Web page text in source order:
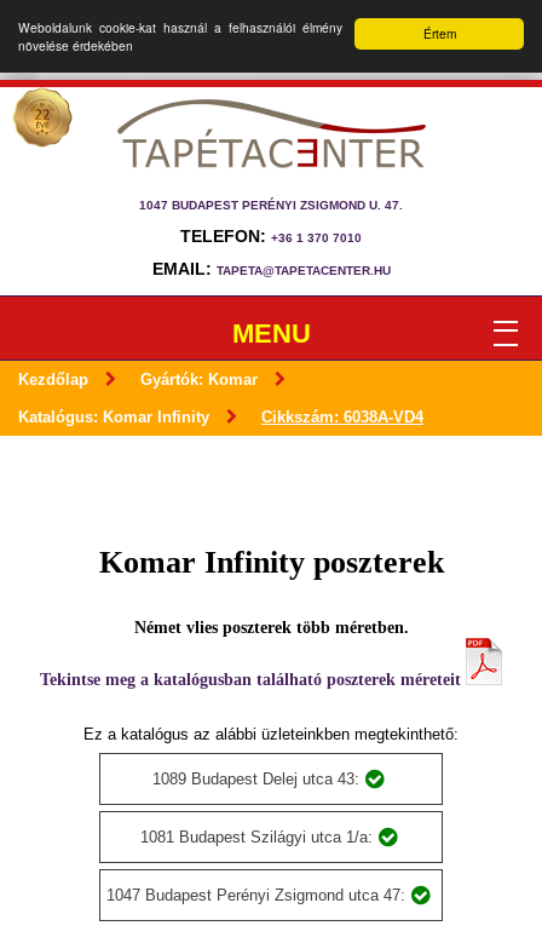
Értem
Weboldalunk cookie-kat használ a felhasználói élmény
növelése érdekében
1047 BUDAPEST PERÉNYI ZSIGMOND U. 47.
TELEFON: +36 1 370 7010
EMAIL: TAPETA@TAPETACENTER.HU
MENU
Kezdőlap Gyártók: Komar
Katalógus: Komar Infinity Cikkszám: 6038A-VD4
Komar Infinity poszterek
Német vlies poszterek több méretben.
Tekintse meg a katalógusban található poszterek méreteit
Ez a katalógus az alábbi üzleteinkben megtekinthető:
1089 Budapest Delej utca 43:
1081 Budapest Szilágyi utca 1/a:
1047 Budapest Perényi Zsigmond utca 47: